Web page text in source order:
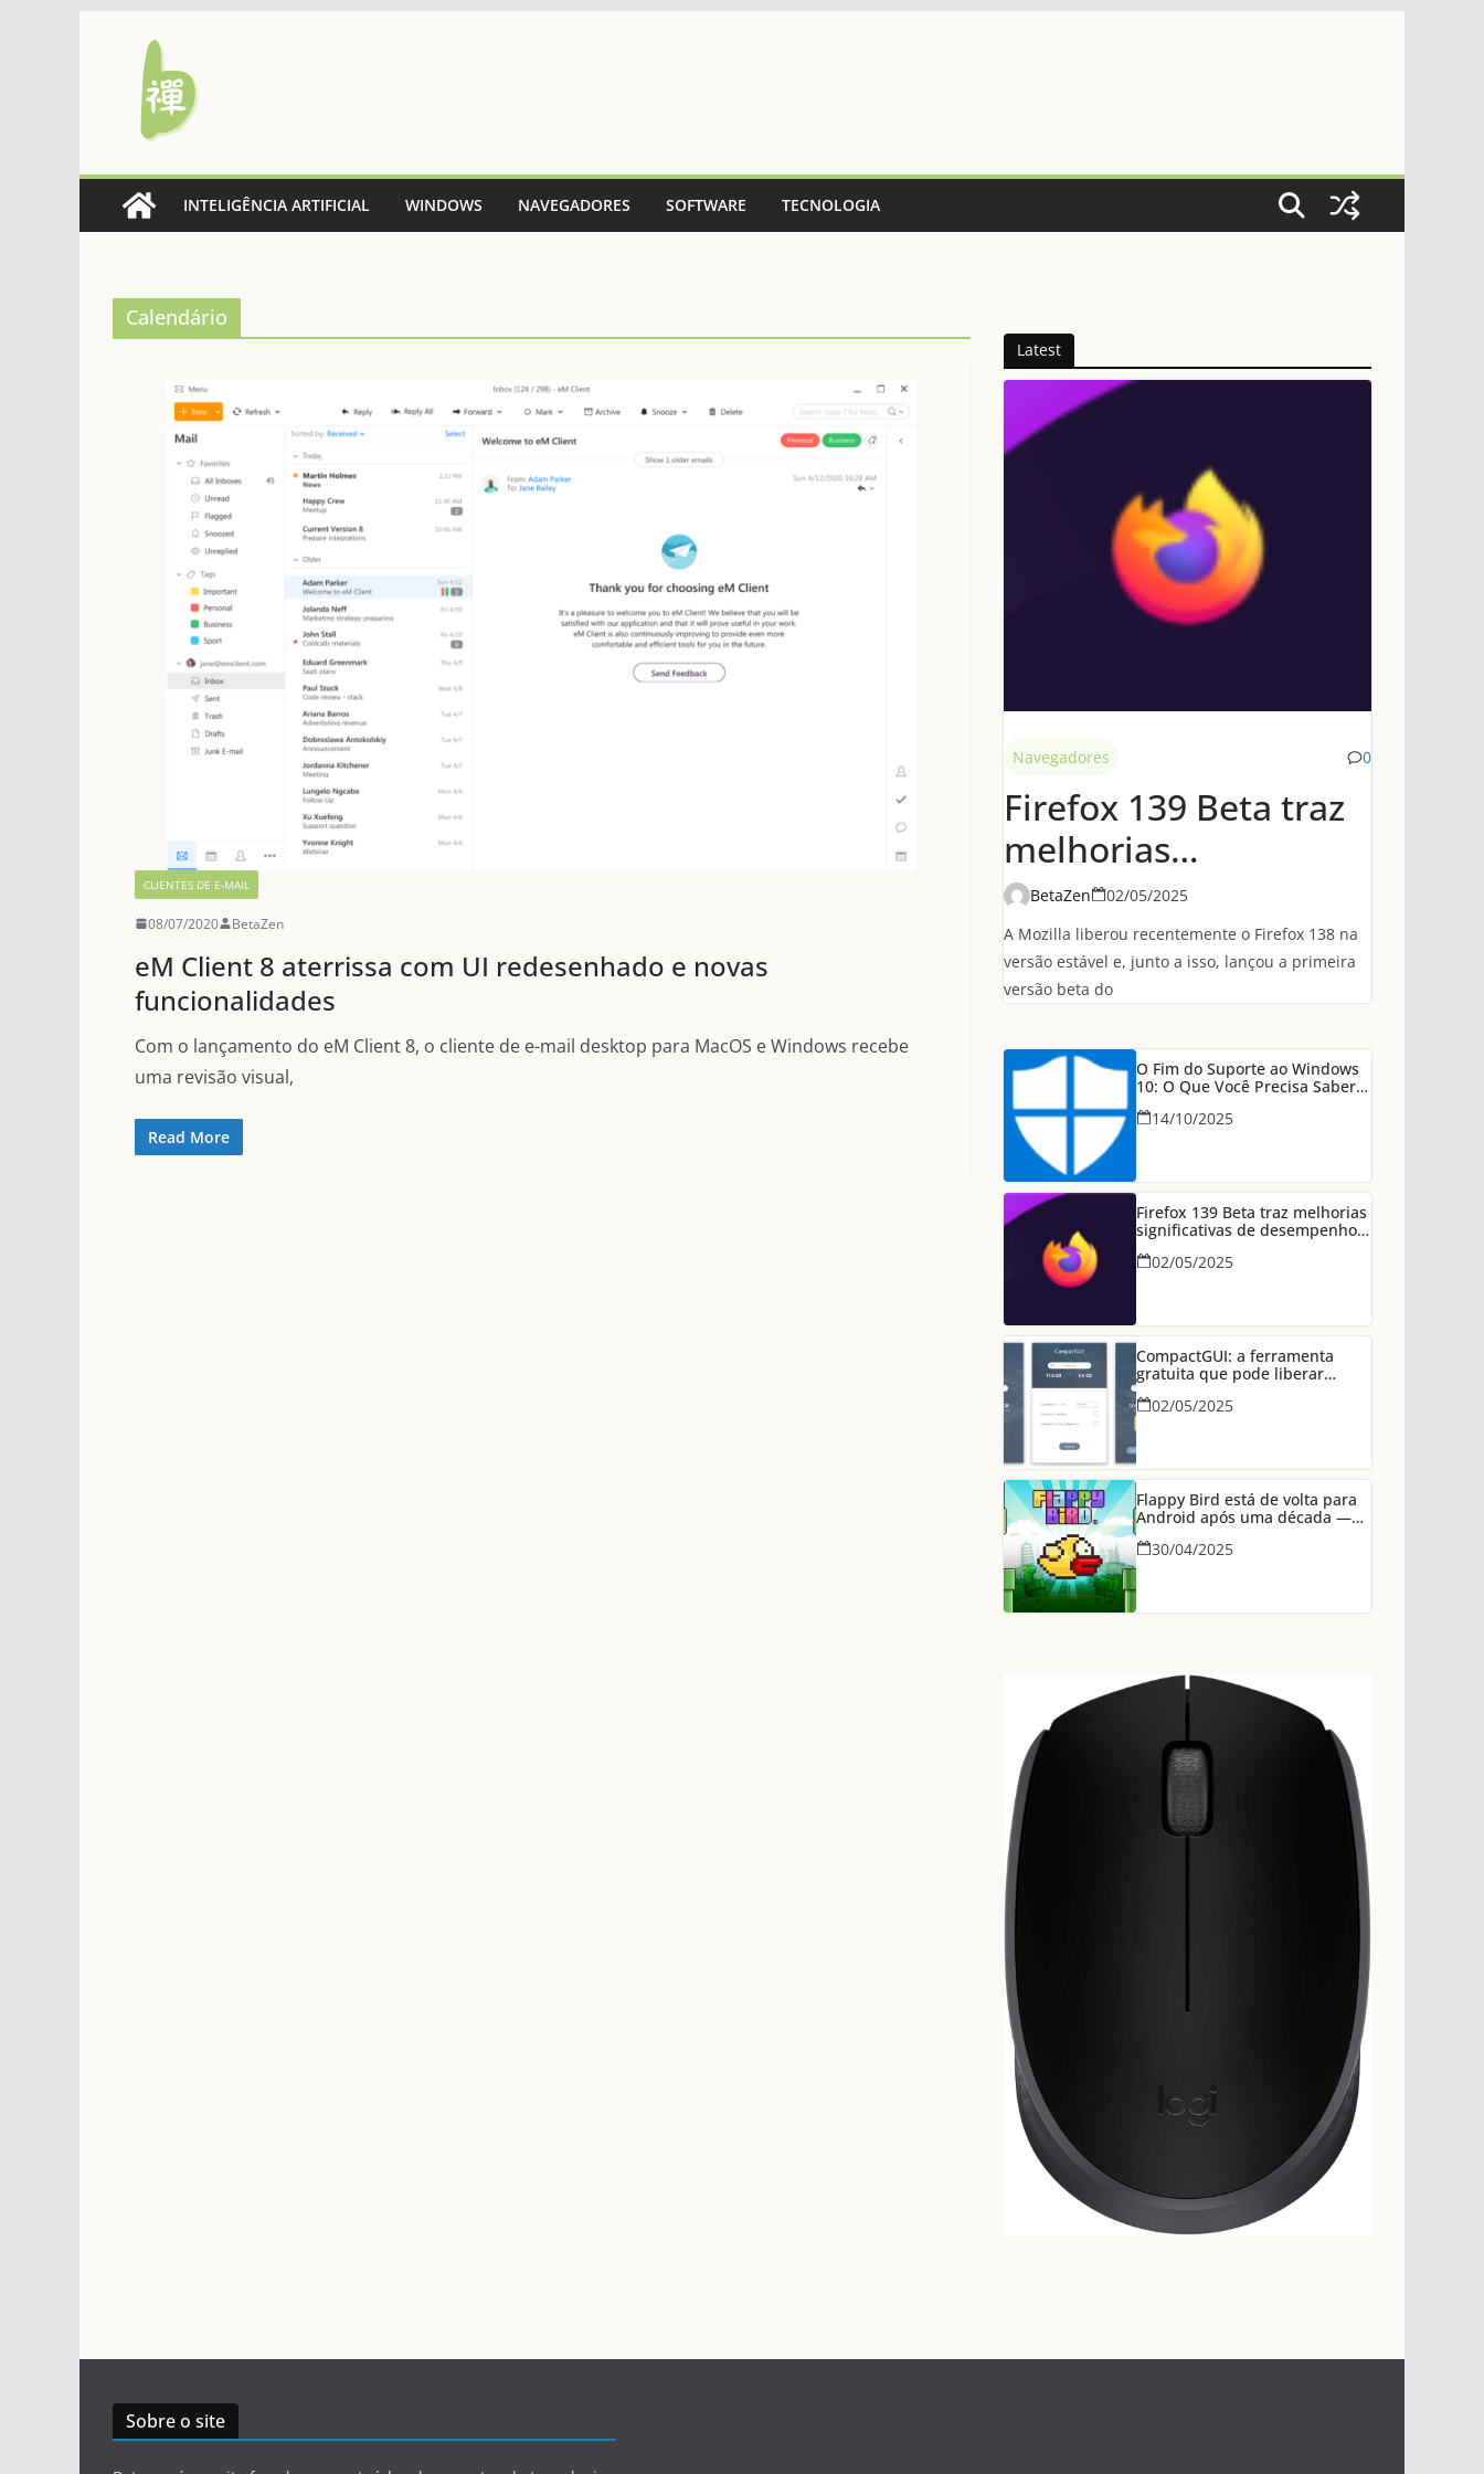
conteúdo
INTELIGÊNCIA ARTIFICIAL WINDOWS NAVEGADORES SOFTWARE TECNOLOGIA
Calendário
CLIENTES DE E-MAIL
08/07/2020 BetaZen
eM Client 8 aterrissa com UI redesenhado e novas
funcionalidades
Com o lançamento do eM Client 8, o cliente de e-mail desktop para MacOS e Windows recebe
uma revisão visual,
Read More
Latest
Navegadores 0
Firefox 139 Beta traz
melhorias
significativas de
desempenho em
conexões HTTP/3
BetaZen
02/05/2025
A Mozilla liberou recentemente o Firefox 138 na
versão estável e, junto a isso, lançou a primeira
versão beta do
O Fim do Suporte ao Windows
10: O Que Você Precisa Saber
Para Manter Seu PC Seguro
14/10/2025
Firefox 139 Beta traz melhorias
significativas de desempenho
em conexões HTTP/3
02/05/2025
CompactGUI: a ferramenta
gratuita que pode liberar
dezenas de GB no seu PC
02/05/2025
Flappy Bird está de volta para
Android após uma década —
agora na Epic Games Store
30/04/2025
Sobre o site